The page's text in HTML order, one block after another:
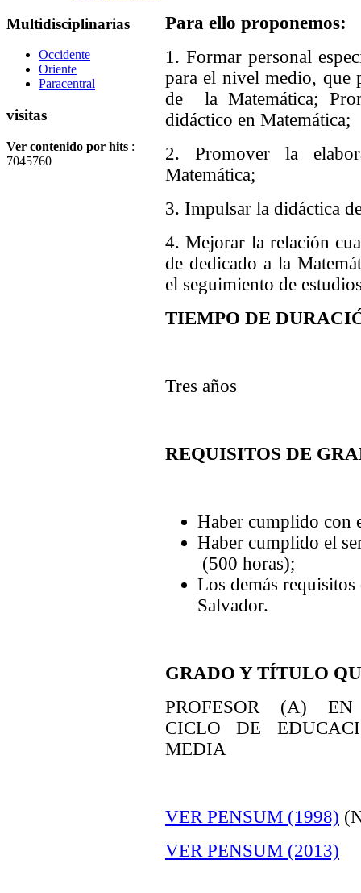
Multidisciplinarias
Occidente
Oriente
Paracentral
visitas
Ver contenido por hits :
7045760
Para ello proponemos:
1. Formar personal
para el nivel medio, que
de la Matemática;
didáctico en Matemática;
2. Promover la
Matemática;
3. Impulsar la didáctica
4. Mejorar la relación
de dedicado a la
el seguimiento de
TIEMPO DE
Tres años
REQUISITOS DE
Haber cumplido con
Haber cumplido el
(500 horas);
Los demás
Salvador.
GRADO Y TÍTULO
PROFESOR (A) EN
CICLO DE
MEDIA
VER PENSUM (1998)
VER PENSUM (2013)